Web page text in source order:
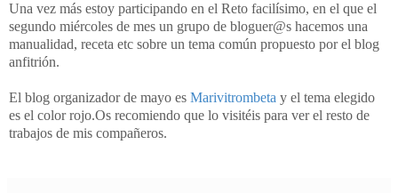
Una vez más estoy participando en el Reto facilísimo, en el que el
segundo miércoles de mes un grupo de bloguer@s hacemos una
manualidad, receta etc sobre un tema común propuesto por el blog
anfitrión.
El blog organizador de mayo es Marivitrombeta y el tema elegido
es el color rojo.Os recomiendo que lo visitéis para ver el resto de
trabajos de mis compañeros.